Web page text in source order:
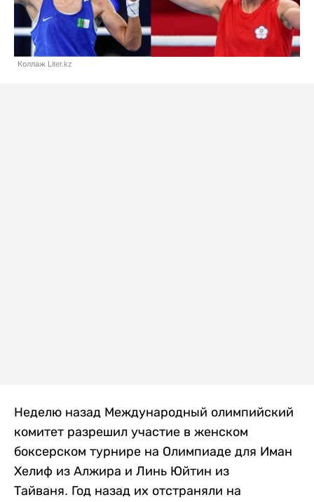
Коллаж Liter.kz
Неделю назад Международный олимпийский
комитет разрешил участие в женском
боксерском турнире на Олимпиаде для Иман
Хелиф из Алжира и Линь Юйтин из
Тайваня. Год назад их отстраняли на